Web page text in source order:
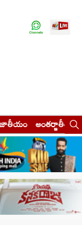
జాతీయం అంతర్జాతీయం